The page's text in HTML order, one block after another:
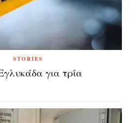
STORIES
για τρία